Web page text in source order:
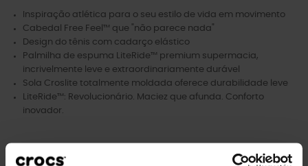
Inspiração atlética para o seu estilo de vida em movimento
Cabedal Free Feel™ que "não parece nada"
Design do tênis com cadarço elástico
Palmilha de espuma LiteRide™ premium supermacia,
incrivelmente leve e extraordinariamente durável
Sola Croslite totalmente moldada oferece durabilidade leve
LiteRide™: Revolucionário. Maciez que afunda. Conforto
inovador.